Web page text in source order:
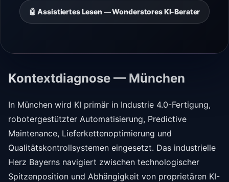
🤖 Assistiertes Lesen — Wonderstores KI-Berater
Kontextdiagnose — München
In München wird KI primär in Industrie 4.0-Fertigung,
robotergestützter Automatisierung, Predictive
Maintenance, Lieferkettenoptimierung und
Qualitätskontrollsystemen eingesetzt. Das industrielle
Herz Bayerns navigiert zwischen technologischer
Spitzenposition und Abhängigkeit von proprietären KI-